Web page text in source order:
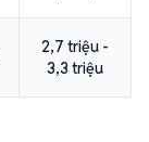
2,7 triệu -
3,3 triệu